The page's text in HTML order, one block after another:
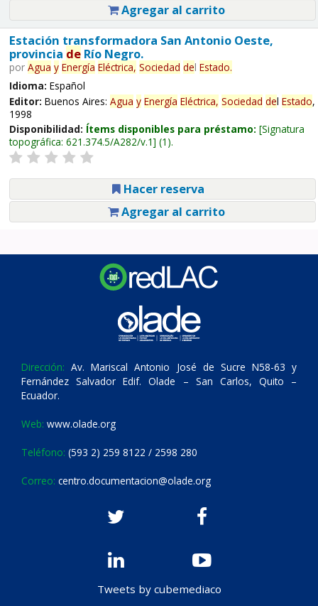
Agregar al carrito
Estación transformadora San Antonio Oeste,
provincia deRío Negro.
por Agua y Energía Eléctrica, Sociedad del Estado.
Idioma: Español
Editor: Buenos Aires: Agua y Energía Eléctrica, Sociedad del Estado,
1998
Disponibilidad: Ítems disponibles para préstamo: Signatura
topográfica: 621.374.5/A282/v.1 (1).
Hacer reserva
Agregar al carrito
Dirección: Av. Mariscal Antonio José de Sucre N58-63 y
Fernández Salvador Edif. Olade – San Carlos, Quito –
Ecuador.
Web: www.olade.org
Teléfono: (593 2) 259 8122 / 2598 280
Correo: centro.documentacion@olade.org
Tweets by cubemediaco